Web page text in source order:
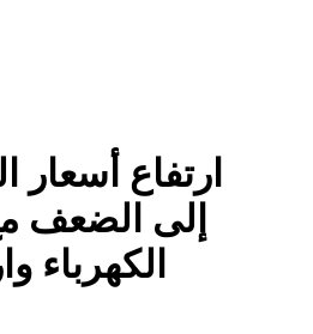
ارتفاع
إلى الضعف
الكهرباء